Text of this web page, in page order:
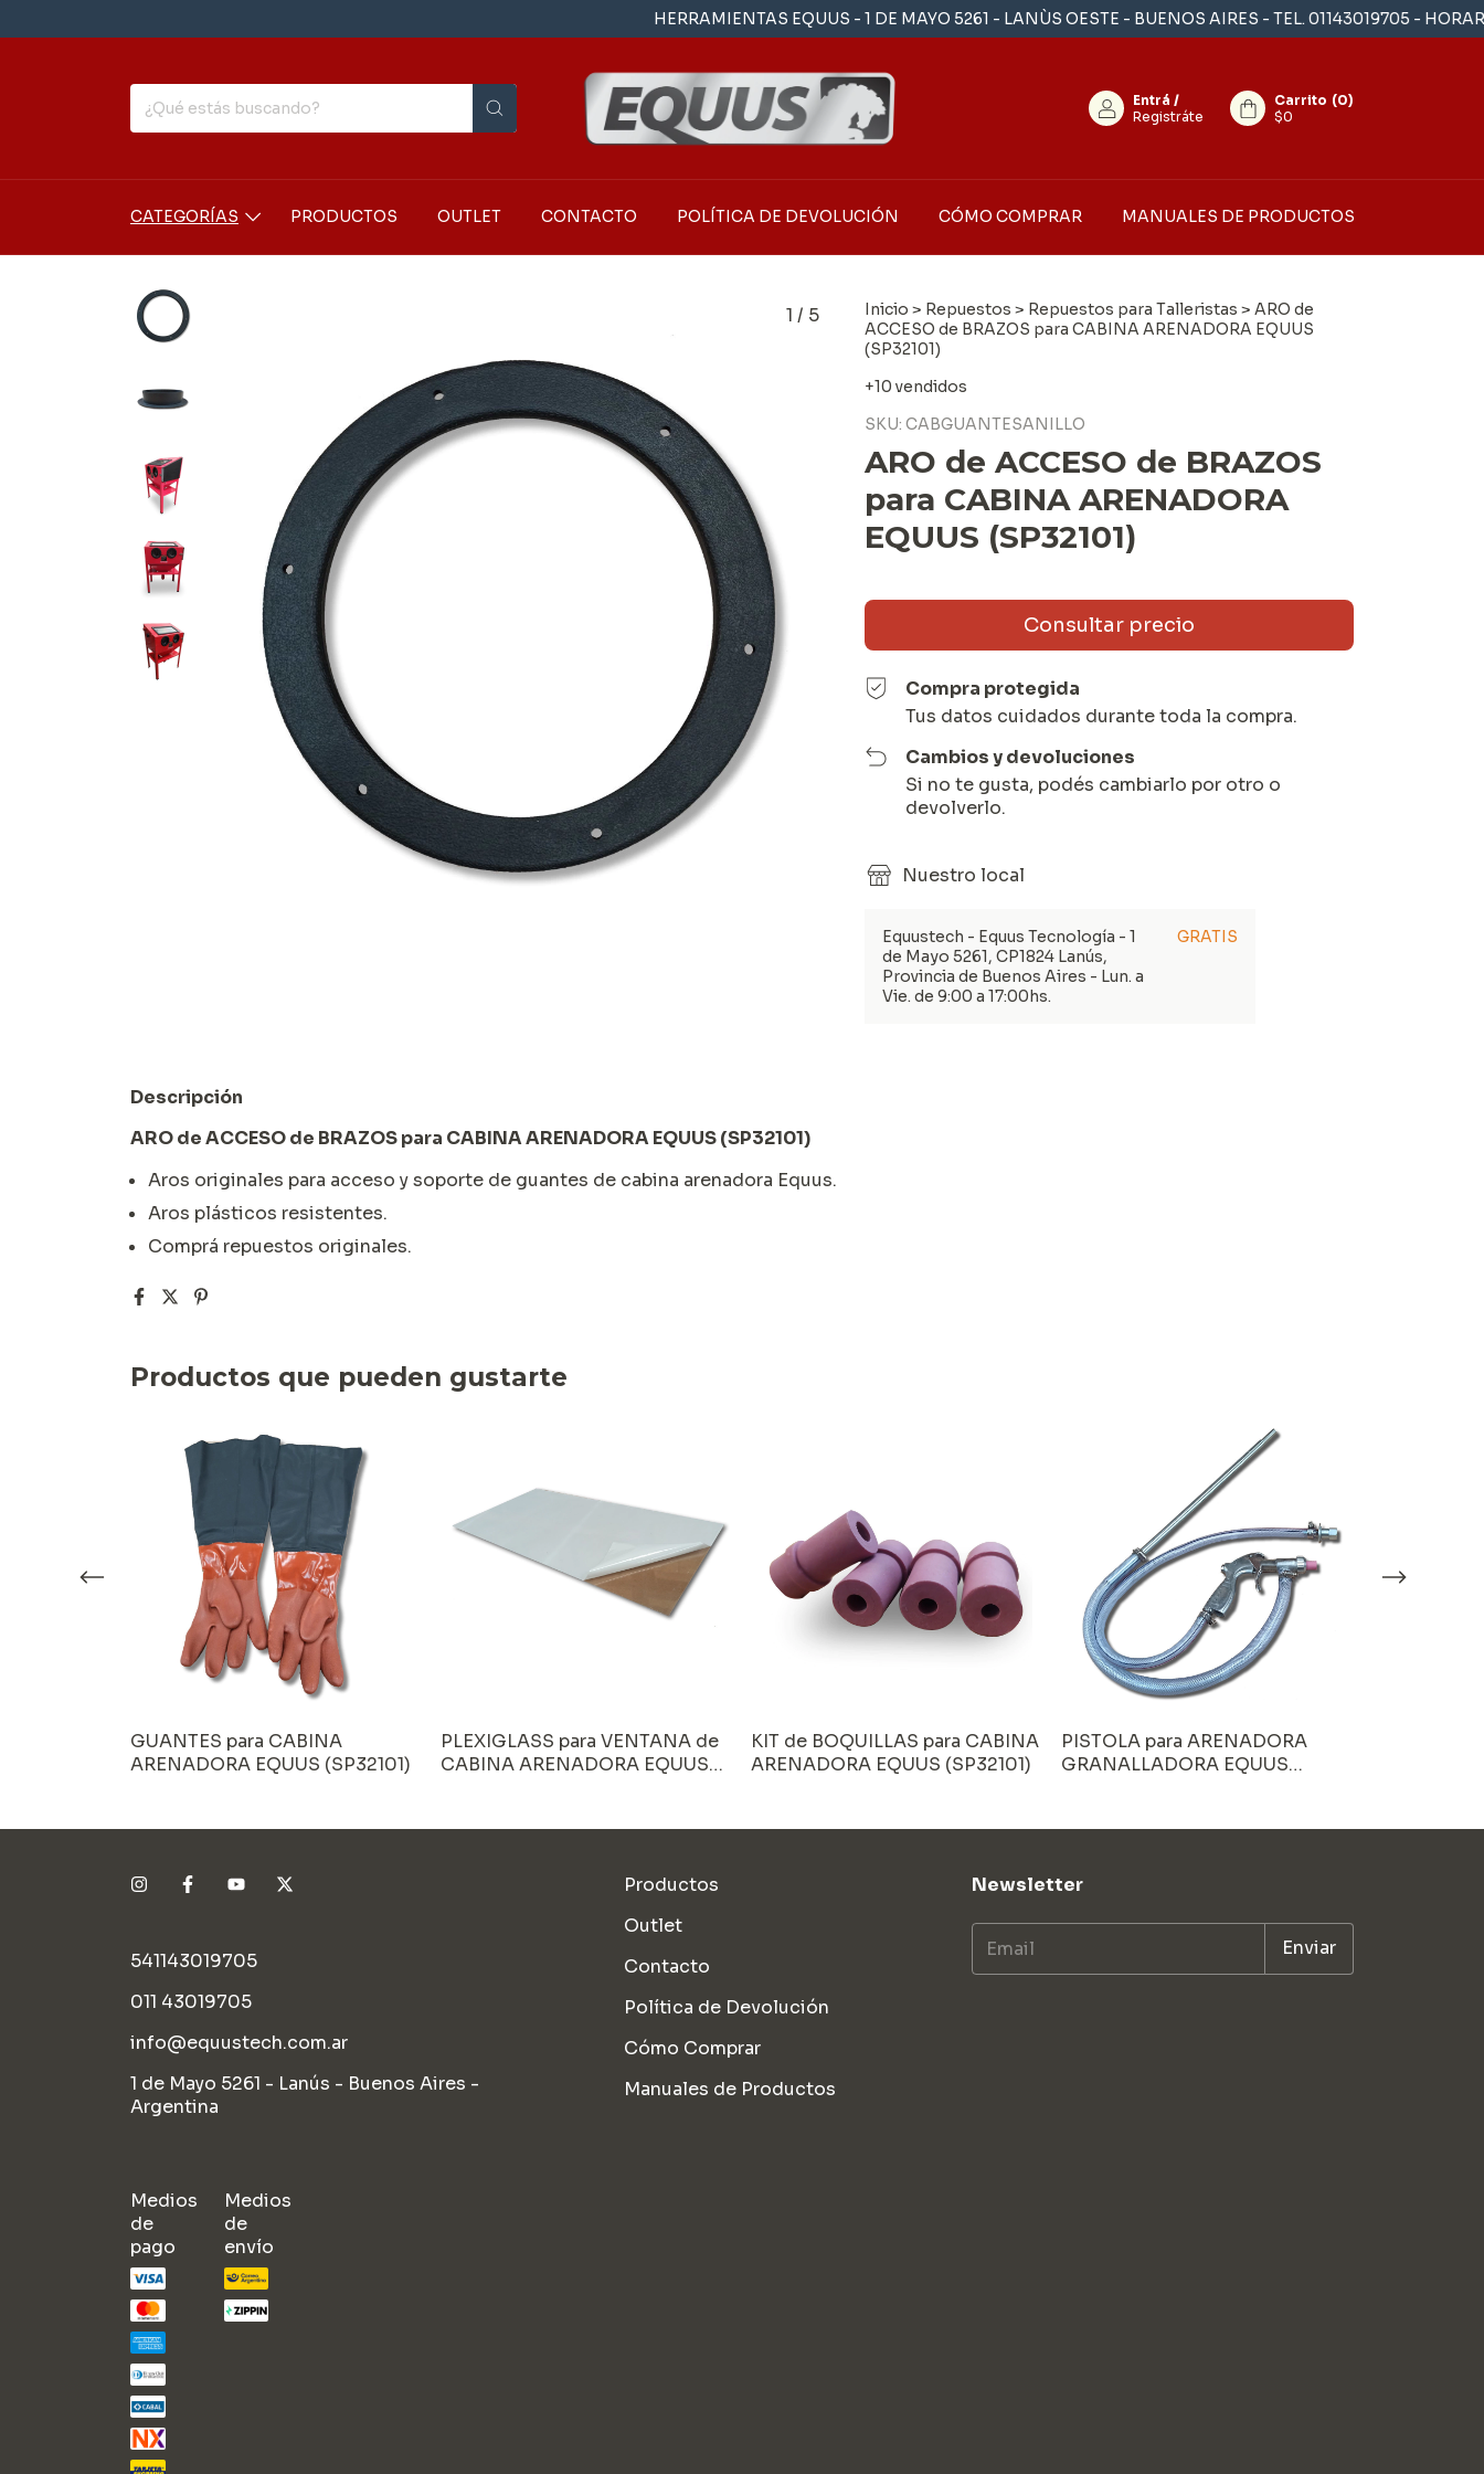
HERRAMIENTAS EQUUS - 1 DE MAYO 5261 - LANÙS OESTE - BUENOS AIRES - TEL. 01143019705 - HORARIO
Entrá /
Registráte
Carrito (0)
$0
CATEGORÍAS PRODUCTOS OUTLET CONTACTO POLÍTICA DE DEVOLUCIÓN CÓMO COMPRAR MANUALES DE PRODUCTOS
1 / 5 Inicio > Repuestos > Repuestos para Talleristas > ARO de
ACCESO de BRAZOS para CABINA ARENADORA EQUUS
(SP32101)
+10 vendidos
SKU: CABGUANTESANILLO
ARO de ACCESO de BRAZOS
para CABINA ARENADORA
EQUUS (SP32101)
Compra protegida
Tus datos cuidados durante toda la compra.
Cambios y devoluciones
Si no te gusta, podés cambiarlo por otro o
devolverlo.
Nuestro local
Equustech - Equus Tecnología - 1
de Mayo 5261, CP1824 Lanús,
Provincia de Buenos Aires - Lun. a
Vie. de 9:00 a 17:00hs.
GRATIS
Descripción
ARO de ACCESO de BRAZOS para CABINA ARENADORA EQUUS (SP32101)
Aros originales para acceso y soporte de guantes de cabina arenadora Equus.
Aros plásticos resistentes.
Comprá repuestos originales.
Productos que pueden gustarte
GUANTES para CABINA
ARENADORA EQUUS (SP32101)
PLEXIGLASS para VENTANA de
CABINA ARENADORA EQUUS
KIT de BOQUILLAS para CABINA
ARENADORA EQUUS (SP32101)
PISTOLA para ARENADORA
GRANALLADORA EQUUS
541143019705
011 43019705
info@equustech.com.ar
1 de Mayo 5261 - Lanús - Buenos Aires -
Argentina
Productos
Outlet
Contacto
Política de Devolución
Cómo Comprar
Manuales de Productos
Newsletter
Medios
de
pago
Medios
de
envío